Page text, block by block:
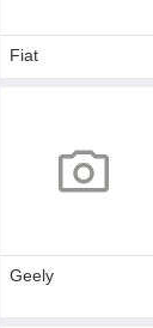
Fiat
Geely